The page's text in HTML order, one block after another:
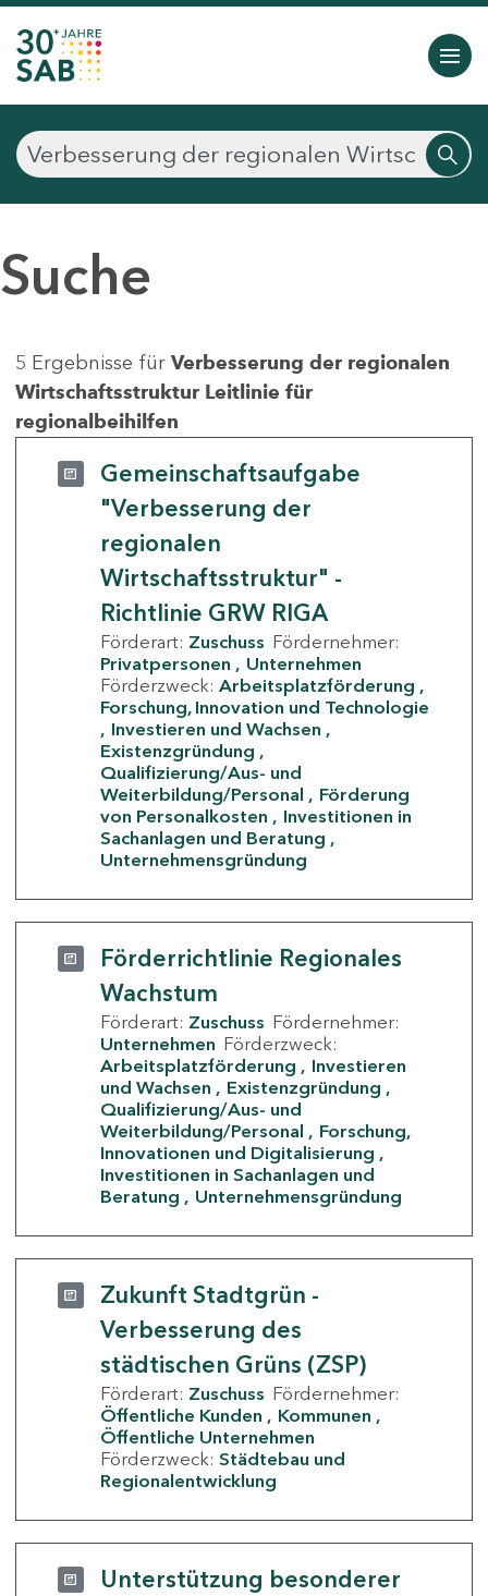
Suche
5 Ergebnisse für Verbesserung der regionalen
Wirtschaftsstruktur Leitlinie für
regionalbeihilfen
Gemeinschaftsaufgabe
"Verbesserung der
regionalen
Wirtschaftsstruktur" -
Richtlinie GRW RIGA
Förderart: Zuschuss Fördernehmer:
Privatpersonen
Unternehmen
Förderzweck: Arbeitsplatzförderung
Forschung, Innovation und Technologie
Investieren und Wachsen
Existenzgründung
Qualifizierung/Aus- und
Weiterbildung/Personal
Förderung
von Personalkosten
Investitionen in
Sachanlagen und Beratung
Unternehmensgründung
Förderrichtlinie Regionales
Wachstum
Förderart: Zuschuss Fördernehmer:
Unternehmen Förderzweck:
Arbeitsplatzförderung
Investieren
und Wachsen
Existenzgründung
Qualifizierung/Aus- und
Weiterbildung/Personal
Forschung,
Innovationen und Digitalisierung
Investitionen in Sachanlagen und
Beratung
Unternehmensgründung
Zukunft Stadtgrün -
Verbesserung des
städtischen Grüns (ZSP)
Förderart: Zuschuss Fördernehmer:
Öffentliche Kunden
Kommunen
Öffentliche Unternehmen
Förderzweck: Städtebau und
Regionalentwicklung
Unterstützung besonderer